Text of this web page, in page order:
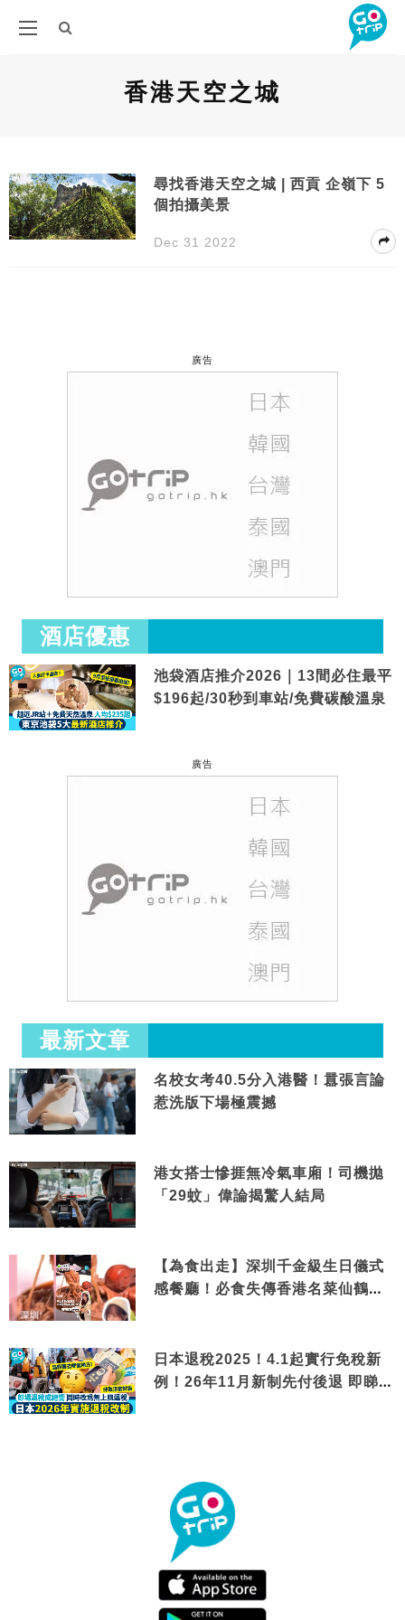
香港天空之城
尋找香港天空之城 | 西貢 企嶺下 5
個拍攝美景
Dec 31 2022
廣告
酒店優惠
池袋酒店推介2026｜13間必住最平
$196起/30秒到車站/免費碳酸溫泉
廣告
最新文章
名校女考40.5分入港醫！囂張言論
惹洗版下場極震撼
港女搭士慘捱無冷氣車廂！司機拋
「29蚊」偉論揭驚人結局
【為食出走】深圳千金級生日儀式
感餐廳！必食失傳香港名菜仙鶴神
日本退稅2025！4.1起實行免稅新
例！26年11月新制先付後退 即睇步